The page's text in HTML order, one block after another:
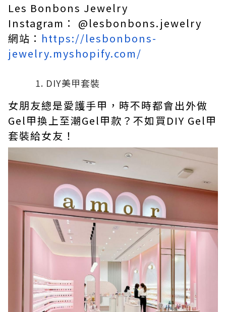
Les Bonbons Jewelry
Instagram： @lesbonbons.jewelry
網站： https://lesbonbons-
jewelry.myshopify.com/
DIY美甲套裝
女朋友總是愛護手甲，時不時都會出外做
Gel甲換上至潮Gel甲款？不如買DIY Gel甲
套裝給女友！